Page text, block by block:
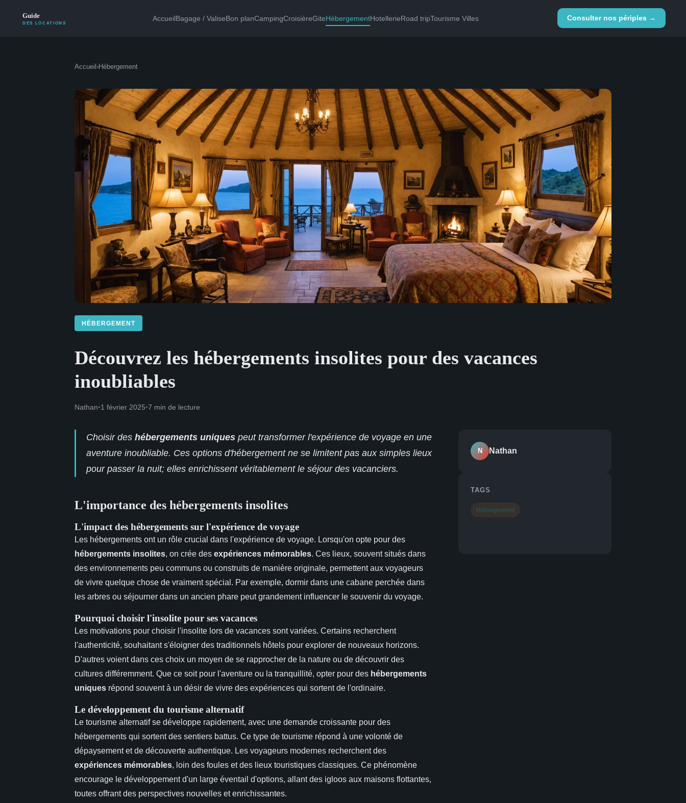
AccueilBagage / ValiseBon planCampingCroisièreGiteHébergementHotellerieRoad tripTourisme Villes Consulter nos périples →
Accueil ›Hébergement
HÉBERGEMENT
Découvrez les hébergements insolites pour des vacances
inoubliables
Nathan•1 février 2025•7 min de lecture
Choisir des hébergements uniques peut transformer l'expérience de voyage en une
aventure inoubliable. Ces options d'hébergement ne se limitent pas aux simples lieux
pour passer la nuit; elles enrichissent véritablement le séjour des vacanciers.
L'importance des hébergements insolites
L'impact des hébergements sur l'expérience de voyage
Les hébergements ont un rôle crucial dans l'expérience de voyage. Lorsqu'on opte pour des
hébergements insolites, on crée des expériences mémorables. Ces lieux, souvent situés dans
des environnements peu communs ou construits de manière originale, permettent aux voyageurs
de vivre quelque chose de vraiment spécial. Par exemple, dormir dans une cabane perchée dans
les arbres ou séjourner dans un ancien phare peut grandement influencer le souvenir du voyage.
Pourquoi choisir l'insolite pour ses vacances
Les motivations pour choisir l'insolite lors de vacances sont variées. Certains recherchent
l'authenticité, souhaitant s'éloigner des traditionnels hôtels pour explorer de nouveaux horizons.
D'autres voient dans ces choix un moyen de se rapprocher de la nature ou de découvrir des
cultures différemment. Que ce soit pour l'aventure ou la tranquillité, opter pour des hébergements
uniques répond souvent à un désir de vivre des expériences qui sortent de l'ordinaire.
Le développement du tourisme alternatif
Le tourisme alternatif se développe rapidement, avec une demande croissante pour des
hébergements qui sortent des sentiers battus. Ce type de tourisme répond à une volonté de
dépaysement et de découverte authentique. Les voyageurs modernes recherchent des
expériences mémorables, loin des foules et des lieux touristiques classiques. Ce phénomène
encourage le développement d'un large éventail d'options, allant des igloos aux maisons flottantes,
toutes offrant des perspectives nouvelles et enrichissantes.
N Nathan
TAGS
Hébergement